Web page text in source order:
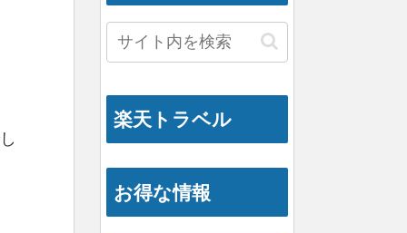
楽天トラベル
お得な情報